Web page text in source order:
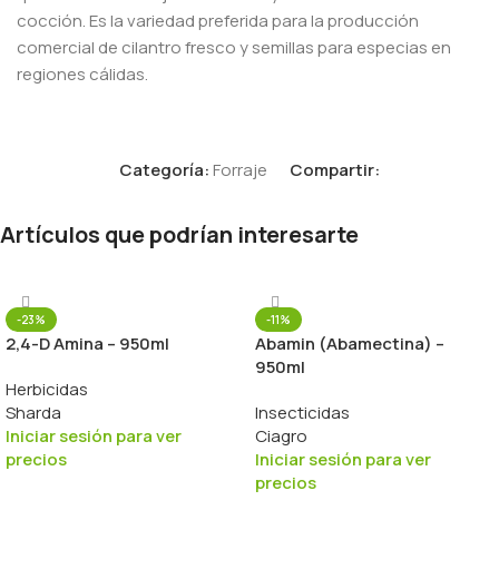
cocción. Es la variedad preferida para la producción
comercial de cilantro fresco y semillas para especias en
regiones cálidas.
Categoría:Forraje Compartir:
Artículos que podrían interesarte
-23%
2,4-D Amina – 950ml
Herbicidas
Sharda
Iniciar sesión para ver
precios
-11%
Abamin (Abamectina) –
950ml
Insecticidas
Ciagro
Iniciar sesión para ver
precios